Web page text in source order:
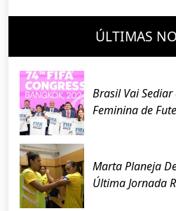
ÚLTIMAS
Brasil Vai
Feminina de
Marta Planeja
Última Jornada